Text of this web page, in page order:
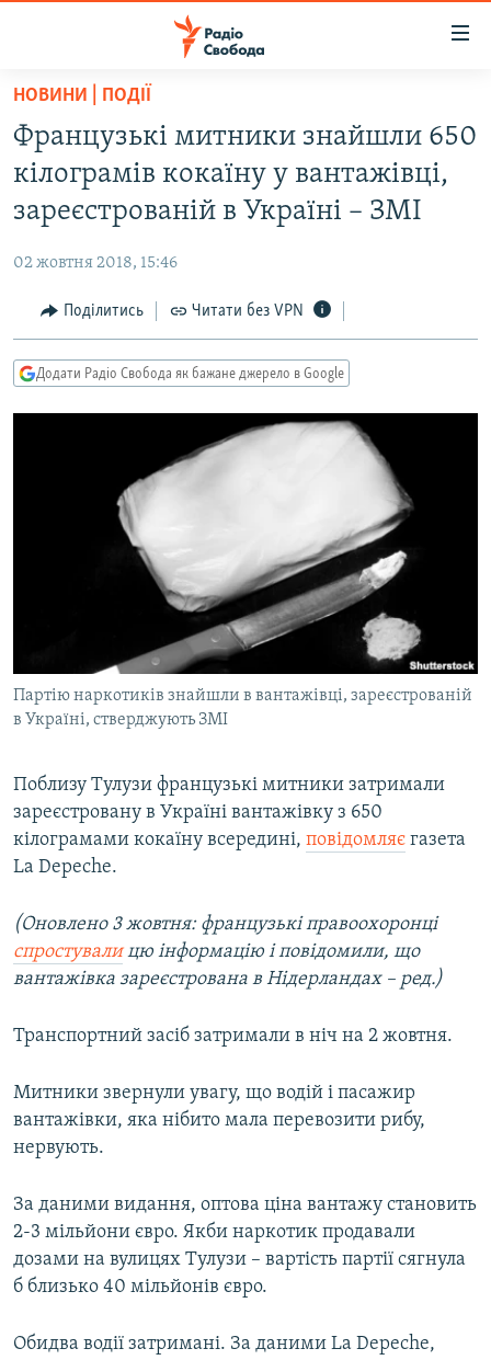
Перейти
основного
матеріалу
до
основної
Перейти
до
пошуку
ВСЕ ЗА ДОБУ
СУСПІЛЬСТВО
РОСІЙСЬКА «ФІЛЬТРАЦІЯ»
ДОНБАС.РЕАЛІЇ
ТИ ЯК?
КИТАЙ.ВИКЛИКИ
МУЛЬТИМЕДІА
КРИМ РЕАЛІЇ
РУС
КТАТ
ДОЛУЧАЙСЯ!
НОВИНИ | ПОДІЇ
Французькі митники знайшли 650
кілограмів кокаїну у вантажівці,
зареєстрованій в Україні – ЗМІ
02 жовтня 2018, 15:46
Поділитись Читати без VPN
Додати Радіо Свобода як бажане джерело в Google
Партію наркотиків знайшли в вантажівці, зареєстрованій
в Україні, стверджують ЗМІ
Поблизу Тулузи французькі митники затримали
зареєстровану в Україні вантажівку з 650
кілограмами кокаїну всередині, повідомляє газета
La Depeche.
(Оновлено 3 жовтня: французькі правоохоронці
спростувалицю інформацію і повідомили, що
вантажівка зареєстрована в Нідерландах – ред.)
Транспортний засіб затримали в ніч на 2 жовтня.
Митники звернули увагу, що водій і пасажир
вантажівки, яка нібито мала перевозити рибу,
нервують.
За даними видання, оптова ціна вантажу становить
2-3 мільйони євро. Якби наркотик продавали
дозами на вулицях Тулузи – вартість партії сягнула
б близько 40 мільйонів євро.
Обидва водії затримані. За даними La Depeche,